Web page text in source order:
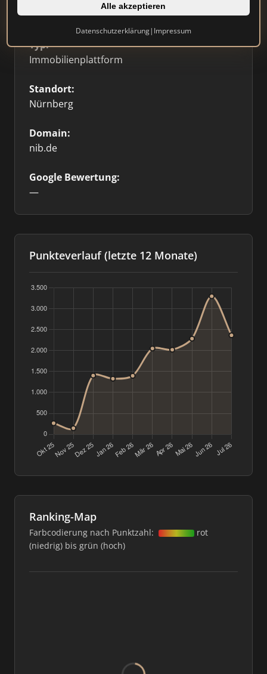
Alle akzeptieren
Datenschutzerklärung| Impressum
⭐ Etabliert
Typ:
Immobilienplattform
Standort:
Nürnberg
Domain:
nib.de
Google Bewertung:
—
Punkteverlauf (letzte 12 Monate)
Ranking-Map
Farbcodierung nach Punktzahl:
rot
(niedrig) bis grün (hoch)